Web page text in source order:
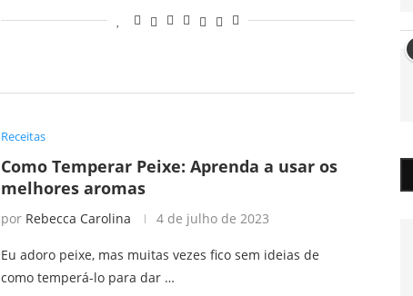
Receitas
Como Temperar Peixe: Aprenda a usar os
melhores aromas
por Rebecca Carolina 4 de julho de 2023
Eu adoro peixe, mas muitas vezes fico sem ideias de
como temperá-lo para dar …